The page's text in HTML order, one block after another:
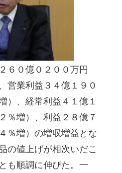
６０億０２００万円
営業利益３４億１９０
）、経常利益４１億１
％増）、利益２８億７
％増）の増収増益とな
の値上げが相次いだこ
も順調に伸びた。一